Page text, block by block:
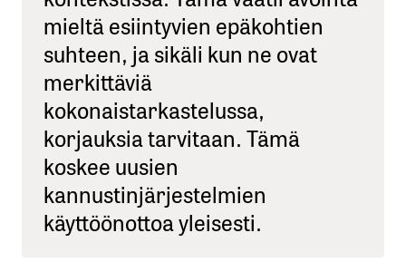
mieltä esiintyvien epäkohtien
suhteen, ja sikäli kun ne ovat
merkittäviä
kokonaistarkastelussa,
korjauksia tarvitaan. Tämä
koskee uusien
kannustinjärjestelmien
käyttöönottoa yleisesti.